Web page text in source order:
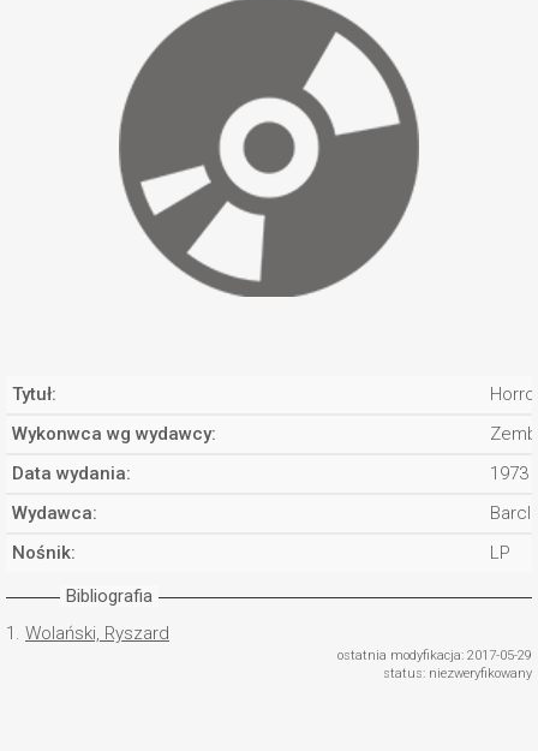
Tytuł:
Wykonwca wg wydawcy:
Data wydania:
1973
Wydawca:
Nośnik:
LP
Bibliografia
1. Wolański, Ryszard
ostatnia modyfikacja: 2017-05-29
status: niezweryfikowany